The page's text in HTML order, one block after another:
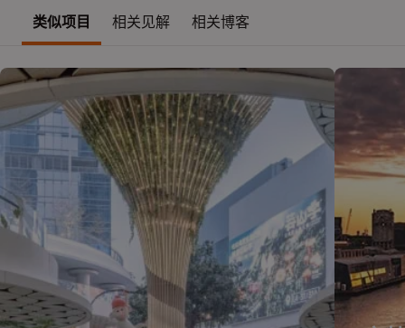
类似项目 相关见解 相关博客